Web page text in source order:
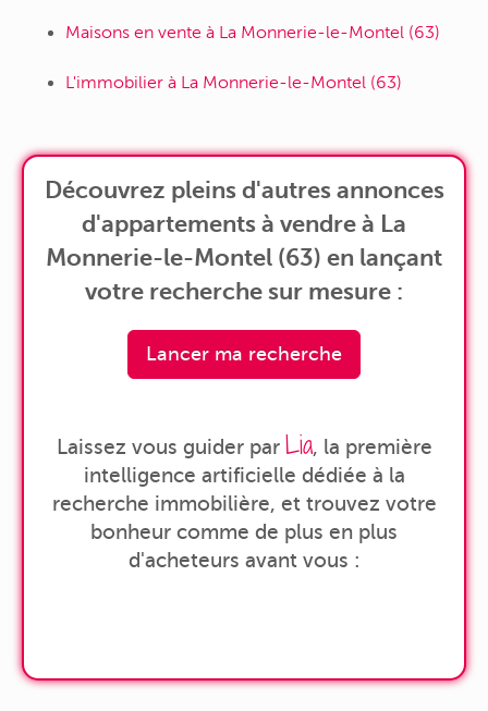
Maisons en vente à La Monnerie-le-Montel (63)
L'immobilier à La Monnerie-le-Montel (63)
Découvrez pleins d'autres annonces
d'appartements à vendre à La
Monnerie-le-Montel (63) en lançant
votre recherche sur mesure :
Lancer ma recherche
Laissez vous guider par Lia, la première
intelligence artificielle dédiée à la
recherche immobilière, et trouvez votre
bonheur comme de plus en plus
d'acheteurs avant vous :